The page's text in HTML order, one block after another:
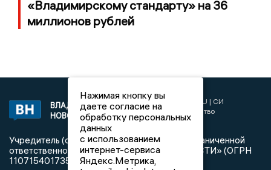
«Владимирскому стандарту» на 36
миллионов рублей
ВЛАДИМИРСКИЕ
НОВОСТИ
2017 © NEWSVLADIMIR.RU | СИ
«Информационное агентство
Владимирские новости»
Учредитель (соучредители): Общество с ограниченной
ответственностью «РЕГИОНАЛЬНЫЕ НОВОСТИ» (ОГРН
1107154017354)
Нажимая кнопку вы
даете согласие на
обработку персональных
данных
с использованием
интернет-сервиса
Яндекс.Метрика,